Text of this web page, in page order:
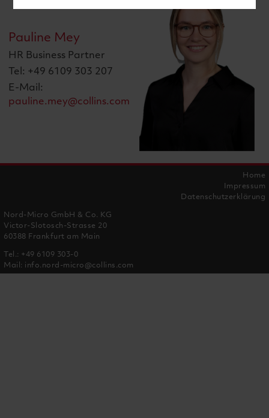
Pauline Mey
HR Business Partner
Tel: +49 6109 303 207
E-Mail:
pauline.mey@collins.com
Nord-Micro GmbH & Co. KG
Victor-Slotosch-Strasse 20
60388 Frankfurt am Main
Tel.: +49 6109 303-0
Mail: info.nord-micro@collins.com
Home
Impressum
Datenschutzerklärung